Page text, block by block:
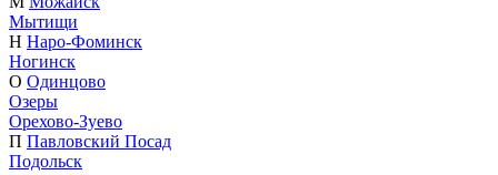
Мытищи
Н Наро-Фоминск
Ногинск
О Одинцово
Озеры
Орехово-Зуево
П Павловский Посад
Подольск